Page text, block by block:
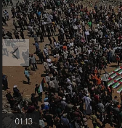
01:13